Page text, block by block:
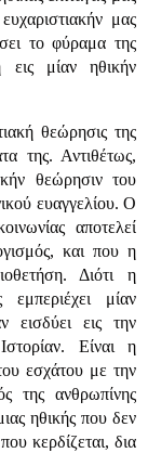
μας
το φύραμα της
μίαν ηθικήν
θεώρησις της
της. Αντιθέτως,
θεώρησιν του
ευαγγελίου. Ο
αποτελεί
και που η
Διότι η
μίαν
εισδύει εις την
Είναι η
εσχάτου με την
της ανθρωπίνης
ηθικής που δεν
κερδίζεται, δια